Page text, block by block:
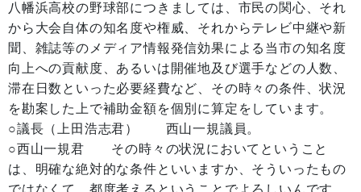
八幡浜高校の野球部につきましては、市民の関心、それ
から大会自体の知名度や権威、それからテレビ中継や新
聞、雑誌等のメディア情報発信効果による当市の知名度
向上への貢献度、あるいは開催地及び選手などの人数、
滞在日数といった必要経費など、その時々の条件、状況
を勘案した上で補助金額を個別に算定をしています。
○議長（上田浩志君） 西山一規議員。
○西山一規君 その時々の状況においてということ
は、明確な絶対的な条件といいますか、そういったもの
ではなくて、都度考えるということでよろしいんです